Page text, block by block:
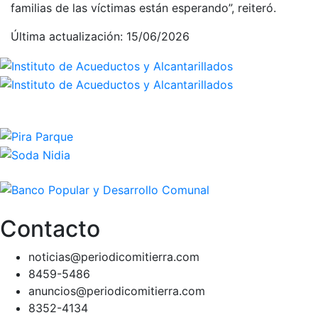
familias de las víctimas están esperando”, reiteró.
Última actualización: 15/06/2026
Contacto
noticias@periodicomitierra.com
8459-5486
anuncios@periodicomitierra.com
8352-4134